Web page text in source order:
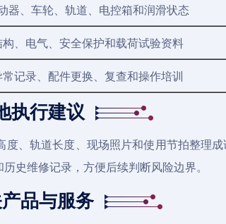
器、车轮、轨道、电控箱和润滑状态
、电气、安全保护和载荷试验资料
记录、配件更换、复查和操作培训
执行建议
、轨道长度、现场照片和使用节拍整理
史维修记录，方便后续判断风险边界。
品与服务